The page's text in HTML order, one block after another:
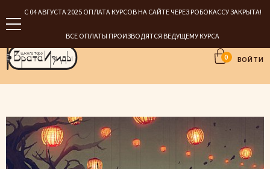
С 04 АВГУСТА 2025 ОПЛАТА КУРСОВ НА САЙТЕ ЧЕРЕЗ РОБОКАССУ ЗАКРЫТА!
ВСЕ ОПЛАТЫ ПРОИЗВОДЯТСЯ ВЕДУЩЕМУ КУРСА
0 ВОЙТИ